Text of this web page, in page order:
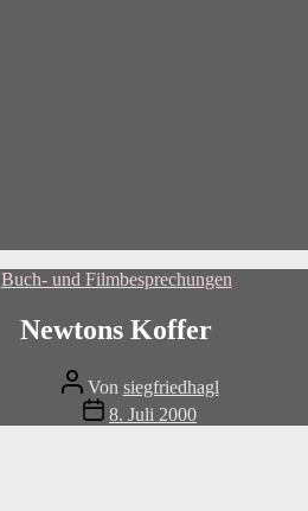
Kategorien
Buch- und Filmbesprechungen
Newtons Koffer
Beitragsautor
Von siegfriedhagl
Beitragsdatum
8. Juli 2000